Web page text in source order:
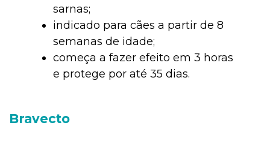
sarnas;
indicado para cães a partir de 8
semanas de idade;
começa a fazer efeito em 3 horas
e protege por até 35 dias.
Bravecto